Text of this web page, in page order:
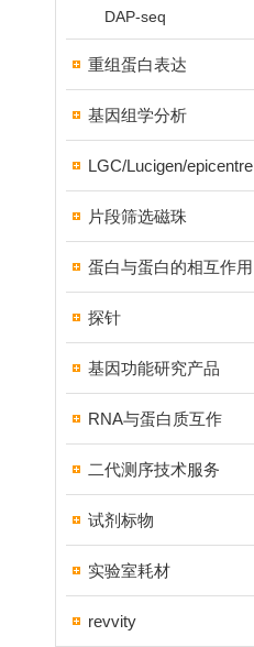
DAP-seq
重组蛋白表达
基因组学分析
LGC/Lucigen/epicentre
片段筛选磁珠
蛋白与蛋白的相互作用
探针
基因功能研究产品
RNA与蛋白质互作
二代测序技术服务
试剂标物
实验室耗材
revvity